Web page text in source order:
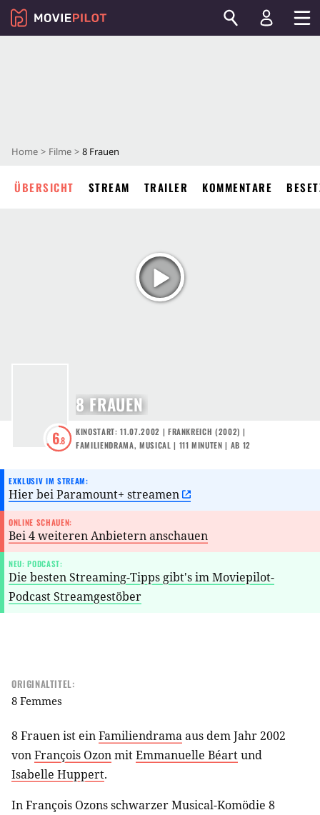
Home Filme 8 Frauen
ÜBERSICHT STREAM TRAILER KOMMENTARE
6.8
8 FRAUEN
KINOSTART: 11.07.2002 | FRANKREICH (2002) |
FAMILIENDRAMA, MUSICAL | 111 MINUTEN | AB 12
EXKLUSIV IM STREAM:
Hier bei Paramount+ streamen
ONLINE SCHAUEN:
Bei 4 weiteren Anbietern anschauen
NEU: PODCAST:
Die besten Streaming-Tipps gibt's im Moviepilot-
Podcast Streamgestöber
ORIGINALTITEL:
8 Femmes
8 Frauen ist einFamiliendramaaus dem Jahr 2002
vonFrançois OzonmitEmmanuelle Béartund
Isabelle Huppert.
In François Ozons schwarzer Musical-Komödie 8